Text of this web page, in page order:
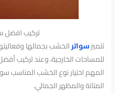
تركيب افضل
تتميزسواترالخشب بجمالها
للمساحات الخارجية، وعند تركيب
المهم اختيار نوع الخشب المناسب
المتانة والمظهر الجمالي.